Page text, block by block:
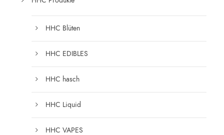
HHC Blüten
HHC EDIBLES
HHC hasch
HHC Liquid
HHC VAPES